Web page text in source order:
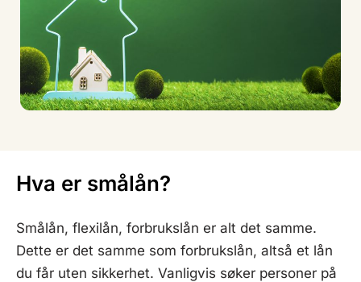
Hva er smålån?
Smålån, flexilån, forbrukslån er alt det samme.
Dette er det samme som forbrukslån, altså et lån
du får uten sikkerhet. Vanligvis søker personer på